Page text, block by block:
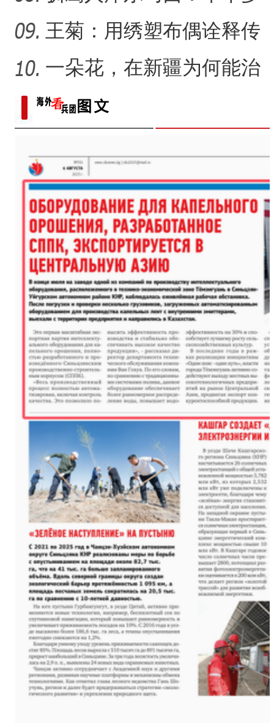
海外华文媒体打卡新疆喀什
金秋时节丰收忙 万亩
世纪的传统文化守望
王菊：用绣塑布偶诠释传
统符号与技艺
一朵花，在新疆为何能治
沙又致富？